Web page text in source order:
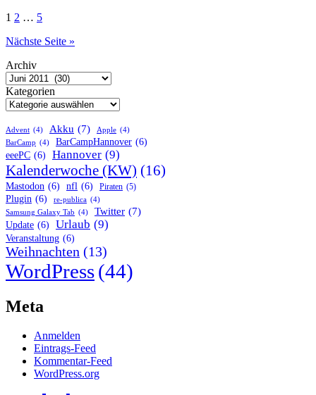
Seitennummerierung
der
Beiträge
1 2 … 5
Nächste Seite »
Archiv
Kategorien
Advent (4) Akku (7) Apple (4)
BarCamp (4) BarCampHannover (6)
eeePC (6) Hannover (9)
Kalenderwoche (KW) (16)
Mastodon (6) nfl (6) Piraten (5)
Plugin (6) re-publica (4)
Samsung Galaxy Tab (4) Twitter (7)
Update (6) Urlaub (9)
Veranstaltung (6)
Weihnachten (13)
WordPress(44)
Meta
Anmelden
Eintrags-Feed
Kommentar-Feed
WordPress.org